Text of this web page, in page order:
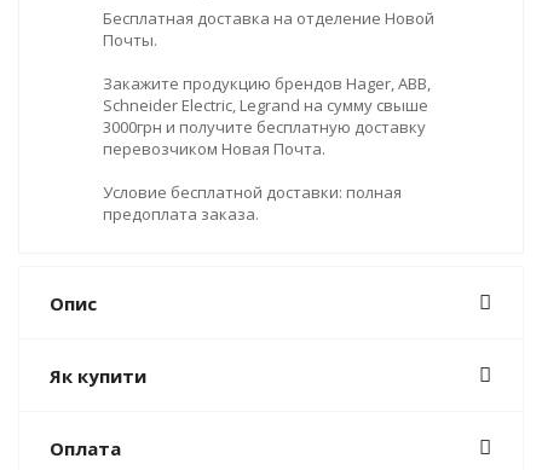
Бесплатная доставка на отделение Новой
Почты.
Закажите продукцию брендов Hager, ABB,
Schneider Electric, Legrand на сумму свыше
3000грн и получите бесплатную доставку
перевозчиком Новая Почта.
Условие бесплатной доставки: полная
предоплата заказа.
Опис
Як купити
Оплата